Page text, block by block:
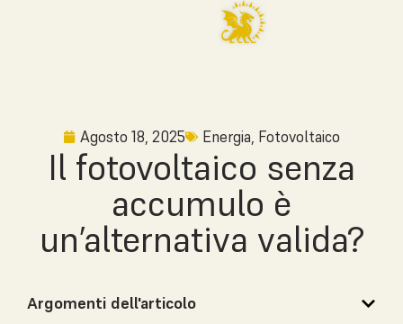
Agosto 18, 2025 Energia, Fotovoltaico
Il fotovoltaico senza
accumulo è
un’alternativa valida?
Argomenti dell'articolo